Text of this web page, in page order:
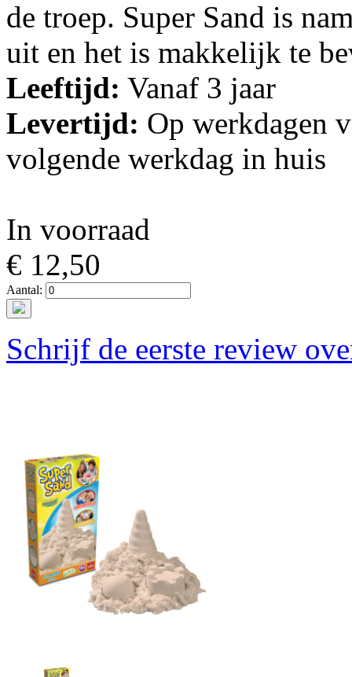
de troep. Super Sand is
uit en het is makkelijk te
Leeftijd: Vanaf 3 jaar
Levertijd: Op werkdagen
volgende werkdag in huis
In voorraad
€ 12,50
Aantal:
Schrijf de eerste review